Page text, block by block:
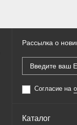
Рассылка о
Согласие на
Каталог